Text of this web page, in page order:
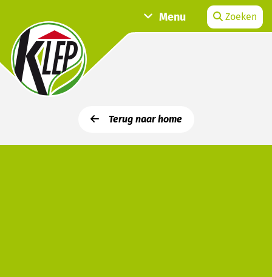
Menu Zoeken
Terug naar home